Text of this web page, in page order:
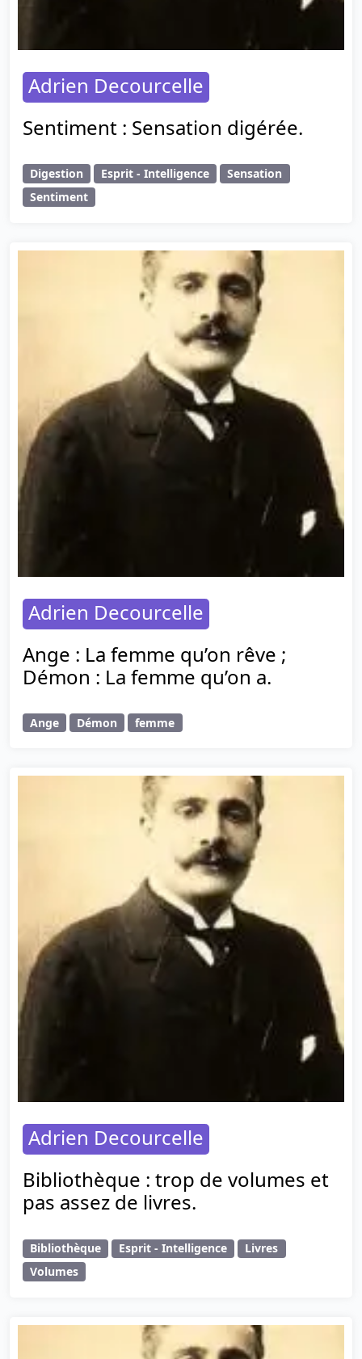
Adrien Decourcelle
Sentiment : Sensation digérée.
Digestion Esprit - Intelligence
Sensation
Sentiment
Adrien Decourcelle
Ange : La femme qu’on rêve ;
Démon : La femme qu’on a.
Ange Démon femme
Adrien Decourcelle
Bibliothèque : trop de volumes et
pas assez de livres.
Bibliothèque Esprit - Intelligence
Livres
Volumes